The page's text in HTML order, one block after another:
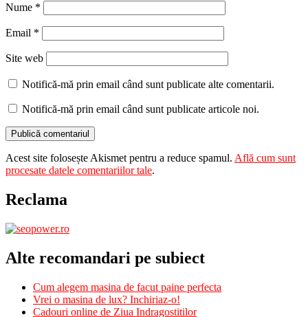
Nume *
Email *
Site web
Notifică-mă prin email când sunt publicate alte comentarii.
Notifică-mă prin email când sunt publicate articole noi.
Acest site folosește Akismet pentru a reduce spamul. Află cum sunt
procesate datele comentariilor tale.
Reclama
Alte recomandari pe subiect
Cum alegem masina de facut paine perfecta
Vrei o masina de lux? Inchiriaz-o!
Cadouri online de Ziua Indragostitilor